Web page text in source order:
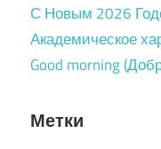
С Новым 2026
Академическое
Good morning
Метки